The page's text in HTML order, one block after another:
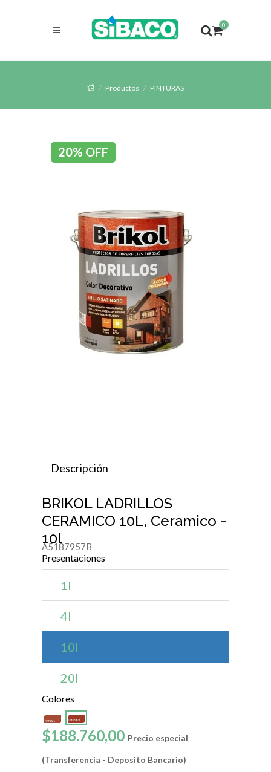
0
Productos PINTURAS
20% OFF
Descripción
BRIKOL LADRILLOS
CERAMICO 10L, Ceramico -
10l
A5187957B
Presentaciones
1l
4l
10l
20l
Colores
$188.760,00 Precio especial
(Transferencia - Deposito Bancario)